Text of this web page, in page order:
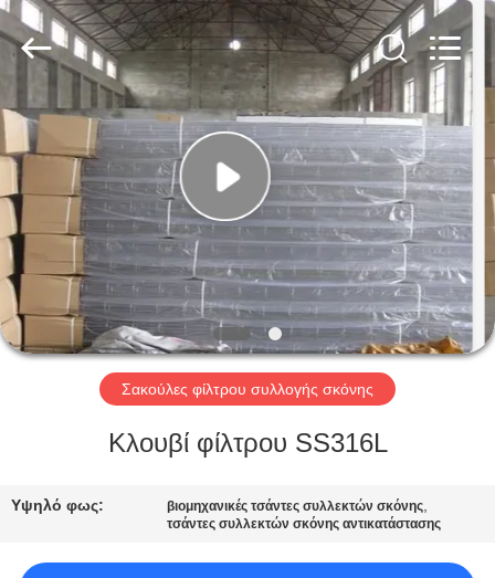
ΣΠΊΤΙ
ΠΡΟΪΌΝΤΑ
ΣΧΕΤΙΚΆ
ΜΕ
ΕΜΆΣ
ΓΎΡΟΣ
ΕΡΓΟΣΤΑΣΊΩΝ
ΠΟΙΟΤΙΚΌΣ
Anhui
Filter
Environmental
Technology
Co.,Ltd..
Reserved.
Σακούλες φίλτρου συλλογής σκόνης
Κλουβί φίλτρου SS316L
Υψηλό φως: βιομηχανικές τσάντες συλλεκτών σκόνης,
τσάντες συλλεκτών σκόνης αντικατάστασης